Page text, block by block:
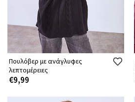
Πουλόβερ με ανάγλυφες
λεπτομέρειες
€9,99